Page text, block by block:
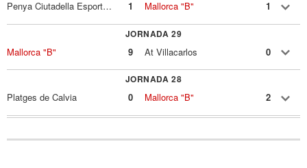
Penya Ciutadella Esportiva 1 Mallorca "B" 1
JORNADA 29
Mallorca "B" 9 At Villacarlos 0
JORNADA 28
Platges de Calvia 0 Mallorca "B" 2